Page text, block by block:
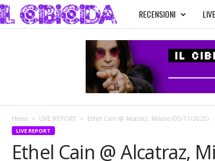
l
C
i
RECENSIONI
Home LIVE REPORT Ethel Cain @ Alcatraz, Milano (05/11/2025)
LIVE REPORT
Ethel Cain @ Alcatraz,